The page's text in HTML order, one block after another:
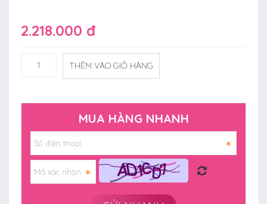
2.218.000 đ
THÊM VÀO GIỎ HÀNG
MUA HÀNG NHANH